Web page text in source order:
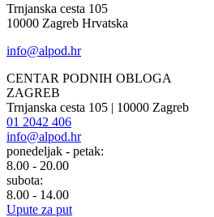
Trnjanska cesta 105
10000 Zagreb Hrvatska
info@alpod.hr
CENTAR PODNIH OBLOGA
ZAGREB
Trnjanska cesta 105 | 10000 Zagreb
01 2042 406
info@alpod.hr
ponedeljak - petak:
8.00 - 20.00
subota:
8.00 - 14.00
Upute za put